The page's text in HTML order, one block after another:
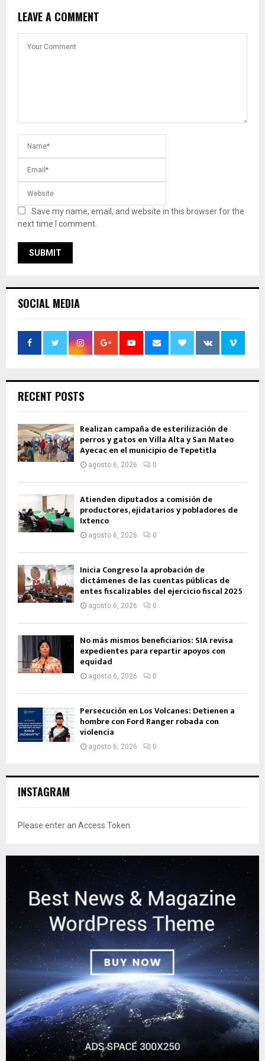
LEAVE A COMMENT
Save my name, email, and website in this browser for the
next time I comment.
SOCIAL MEDIA
RECENT POSTS
Realizan campaña de esterilización de
perros y gatos en Villa Alta y San Mateo
Ayecac en el municipio de Tepetitla
agosto 6, 2026 0
Atienden diputados a comisión de
productores, ejidatarios y pobladores de
Ixtenco
agosto 6, 2026 0
Inicia Congreso la aprobación de
dictámenes de las cuentas públicas de
entes fiscalizables del ejercicio fiscal 2025
agosto 6, 2026 0
No más mismos beneficiarios: SIA revisa
expedientes para repartir apoyos con
equidad
agosto 6, 2026 0
Persecución en Los Volcanes: Detienen a
hombre con Ford Ranger robada con
violencia
agosto 6, 2026 0
INSTAGRAM
Please enter an Access Token